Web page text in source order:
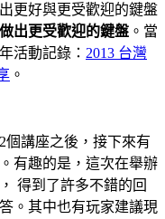
更好與更受歡迎的鍵盤
出更受歡迎的鍵盤 。當
活動記錄： 2013 台灣
。
個講座之後，接下來有
有趣的是，這次在舉辦
， 得到了許多不錯的回
。其中也有玩家建議現